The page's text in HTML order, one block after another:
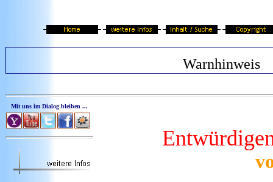
Warnhinweis
Mit uns im Dialog bleiben ...